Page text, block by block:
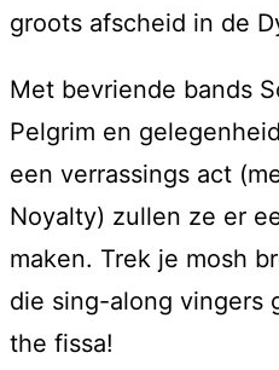
groots afscheid in de
Met bevriende bands
Pelgrim en
een verrassings act
Noyalty) zullen ze er
maken. Trek je mosh
die sing-along vingers
the fissa!